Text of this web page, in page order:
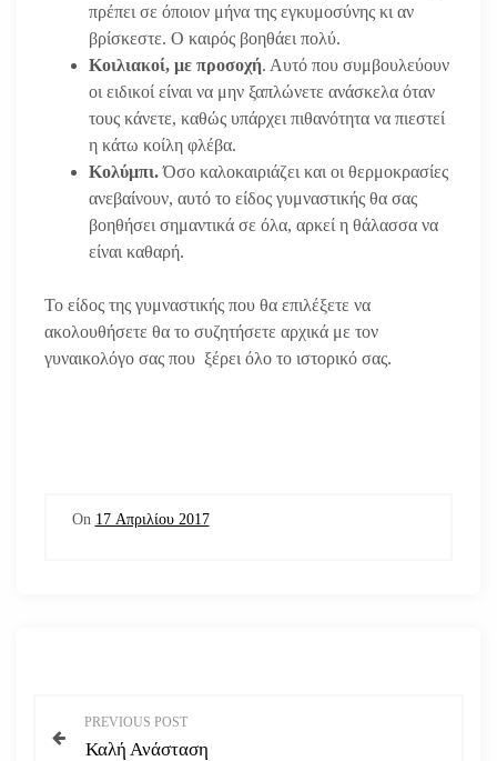
πρέπει σε όποιον μήνα της εγκυμοσύνης κι αν
βρίσκεστε. Ο καιρός βοηθάει πολύ.
Κοιλιακοί, με προσοχή. Αυτό που συμβουλεύουν
οι ειδικοί είναι να μην ξαπλώνετε ανάσκελα όταν
τους κάνετε, καθώς υπάρχει πιθανότητα να πιεστεί
η κάτω κοίλη φλέβα.
Κολύμπι.Όσο καλοκαιριάζει και οι θερμοκρασίες
ανεβαίνουν, αυτό το είδος γυμναστικής θα σας
βοηθήσει σημαντικά σε όλα, αρκεί η θάλασσα να
είναι καθαρή.
Το είδος της γυμναστικής που θα επιλέξετε να
ακολουθήσετε θα το συζητήσετε αρχικά με τον
γυναικολόγο σας που ξέρει όλο το ιστορικό σας.
On 17 Απριλίου 2017
PREVIOUS POST
Καλή Ανάσταση